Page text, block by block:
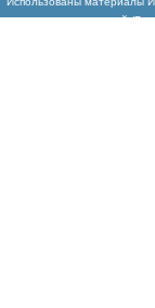
массовых коммуникаций